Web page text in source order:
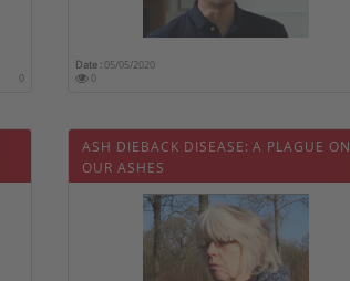
0
Date :05/05/2020
0
ASH DIEBACK DISEASE: A PLAGUE ON
OUR ASHES